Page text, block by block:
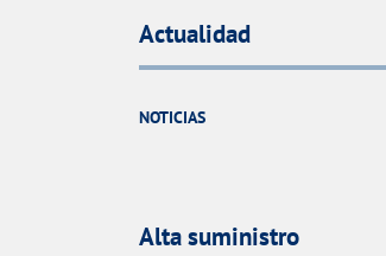
Actualidad
NOTICIAS
Alta suministro